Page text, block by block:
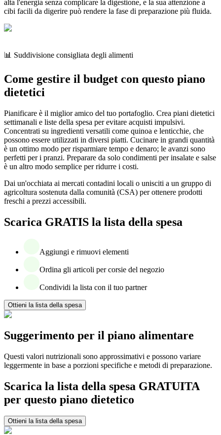
alta l'energia senza complicare la digestione, e la sua attenzione a
cibi facili da digerire può rendere la fase di preparazione più fluida.
📊 Suddivisione consigliata degli alimenti
Come gestire il budget con questo piano
dietetici
Pianificare è il miglior amico del tuo portafoglio. Crea piani dietetici
settimanali e liste della spesa per evitare acquisti impulsivi.
Concentrati su ingredienti versatili come quinoa e lenticchie, che
possono essere utilizzati in diversi piatti. Cucinare in grandi quantità
è un ottimo modo per risparmiare tempo e denaro; le avanzi sono
perfetti per i pranzi. Preparare da solo condimenti per insalate e salse
è un altro modo semplice per ridurre i costi.
Dai un'occhiata ai mercati contadini locali o unisciti a un gruppo di
agricoltura sostenuta dalla comunità (CSA) per ottenere prodotti
freschi a prezzi accessibili.
Scarica GRATIS la lista della spesa
Aggiungi e rimuovi elementi
Ordina gli articoli per corsie del negozio
Condividi la lista con il tuo partner
Ottieni la lista della spesa
Suggerimento per il piano alimentare
Questi valori nutrizionali sono approssimativi e possono variare
leggermente in base a porzioni specifiche e metodi di preparazione.
Scarica la lista della spesa GRATUITA
per questo piano dietetico
Ottieni la lista della spesa